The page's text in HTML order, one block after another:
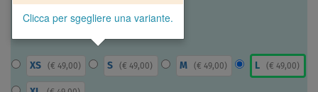
Clicca per sgegliere una variante.
XS ( € 49,00) S (€ 49,00) M ( € 49,00) L ( € 49,00)